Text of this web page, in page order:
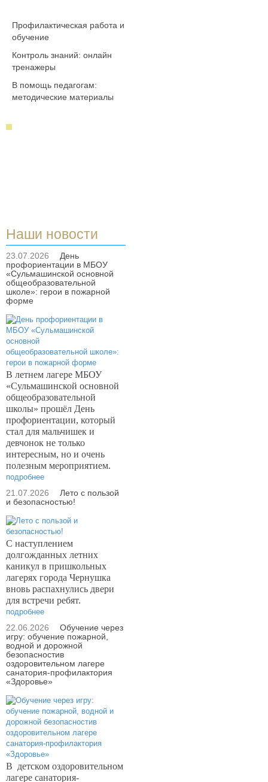
Профилактическая работа и
обучение
Контроль знаний: онлайн
тренажеры
В помощь педагогам:
методические материалы
Наши новости
23.07.2026
День
профориентации в МБОУ
«Сульмашинской основной
общеобразовательной
школе»: герои в пожарной
форме
В летнем лагере МБОУ
«Сульмашинской основной
общеобразовательной
школы» прошёл День
профориентации, который
стал для мальчишек и
девчонок не только
интересным, но и очень
полезным мероприятием.
подробнее
21.07.2026
Лето с пользой
и безопасностью!
С наступлением
долгожданных летних
каникул в пришкольных
лагерях города Чернушка
вновь распахнулись двери
для встречи ребят.
подробнее
22.06.2026
Обучение через
игру: обучение пожарной,
водной и дорожной
безопасностив
оздоровительном лагере
санатория-профилактория
«Здоровье»
В детском оздоровительном
лагере санатория-